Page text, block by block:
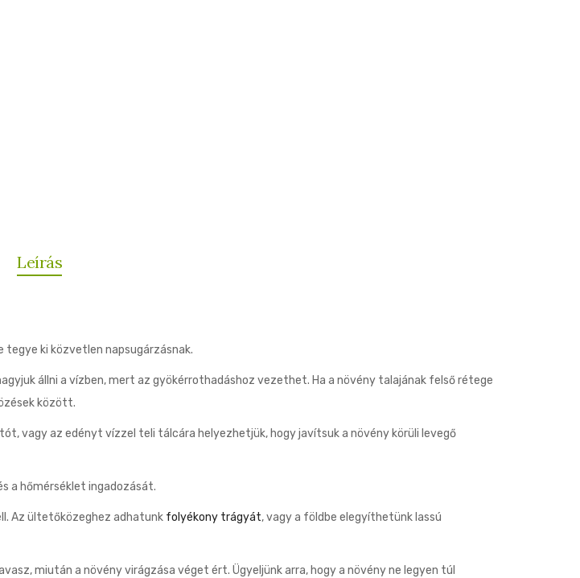
Leírás
tegye ki közvetlen napsugárzásnak.
állni a vízben, mert az gyökérrothadáshoz vezethet. Ha a növény talajának felső rétege
között.
vagy az edényt vízzel teli tálcára helyezhetjük, hogy javítsuk a növény körüli levegő
a hőmérséklet ingadozását.
Az ültetőközeghez adhatunk folyékony trágyát, vagy a földbe elegyíthetünk lassú
miután a növény virágzása véget ért. Ügyeljünk arra, hogy a növény ne legyen túl